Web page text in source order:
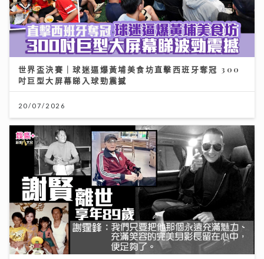
世界盃決賽｜球迷逼爆黃埔美食坊直擊西班牙奪冠 300
吋巨型大屏幕睇入球勁震撼
20/07/2026